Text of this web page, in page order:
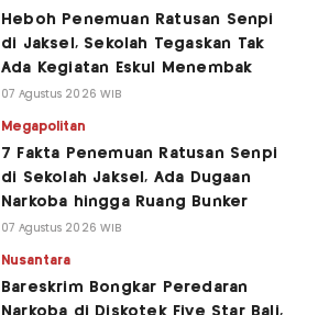
Heboh Penemuan Ratusan Senpi
di Jaksel, Sekolah Tegaskan Tak
Ada Kegiatan Eskul Menembak
07 Agustus 2026 WIB
Megapolitan
7 Fakta Penemuan Ratusan Senpi
di Sekolah Jaksel, Ada Dugaan
Narkoba hingga Ruang Bunker
07 Agustus 2026 WIB
Nusantara
Bareskrim Bongkar Peredaran
Narkoba di Diskotek Five Star Bali,